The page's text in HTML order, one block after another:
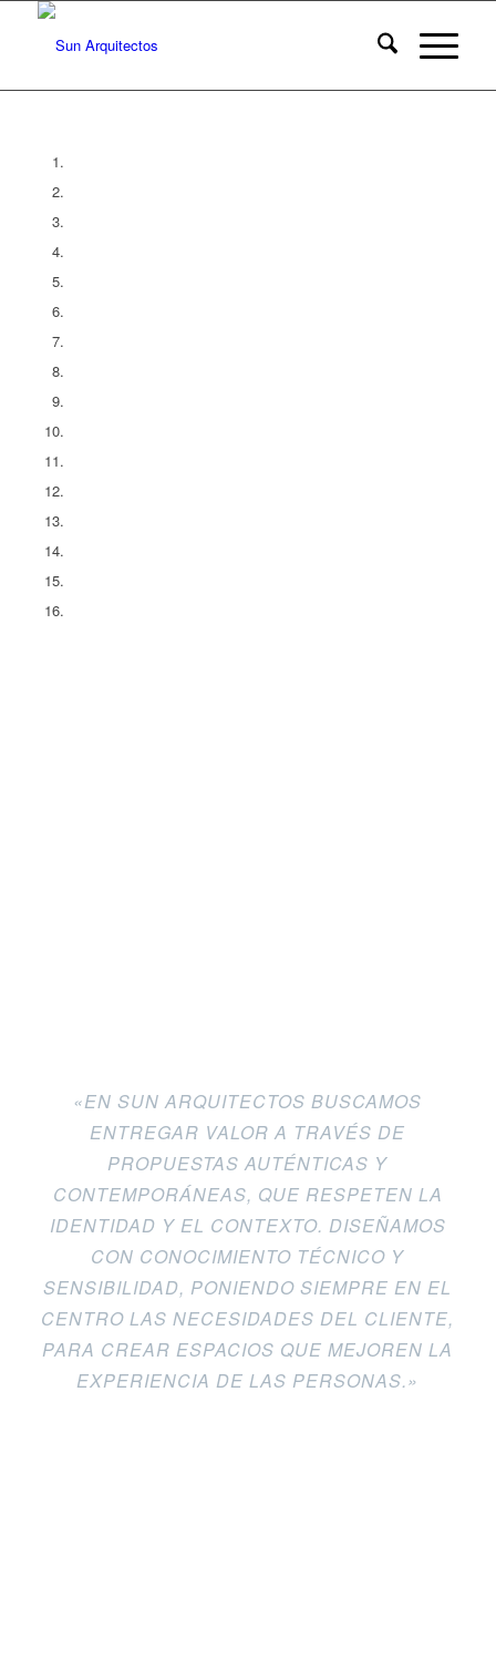
«EN SUN ARQUITECTOS BUSCAMOS
ENTREGAR VALOR A TRAVÉS DE
PROPUESTAS AUTÉNTICAS Y
CONTEMPORÁNEAS, QUE RESPETEN LA
IDENTIDAD Y EL CONTEXTO. DISEÑAMOS
CON CONOCIMIENTO TÉCNICO Y
SENSIBILIDAD, PONIENDO SIEMPRE EN EL
CENTRO LAS NECESIDADES DEL CLIENTE,
PARA CREAR ESPACIOS QUE MEJOREN LA
EXPERIENCIA DE LAS PERSONAS.»